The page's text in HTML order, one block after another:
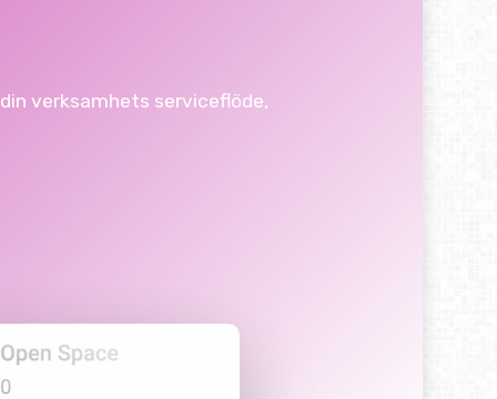
din verksamhets serviceflöde,